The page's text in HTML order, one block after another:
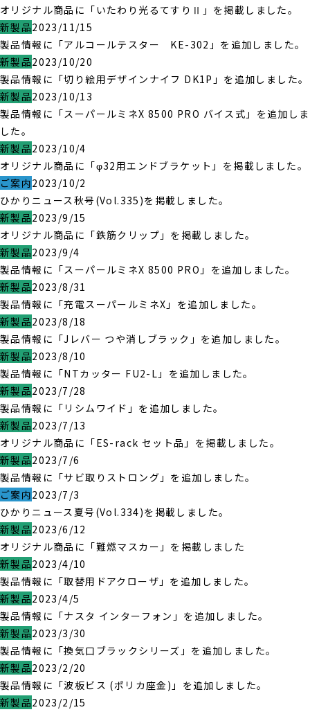
オリジナル商品に「いたわり光るてすりⅡ」を掲載しました。
新製品2023/11/15
製品情報に「アルコールテスター KE-302」を追加しました。
新製品2023/10/20
製品情報に「切り絵用デザインナイフ DK1P」を追加しました。
新製品2023/10/13
製品情報に「スーパールミネX 8500 PRO バイス式」を追加しま
した。
新製品2023/10/4
オリジナル商品に「φ32用エンドブラケット」を掲載しました。
ご案内2023/10/2
ひかりニュース秋号(Vol.335)を掲載しました。
新製品2023/9/15
オリジナル商品に「鉄筋クリップ」を掲載しました。
新製品2023/9/4
製品情報に「スーパールミネX 8500 PRO」を追加しました。
新製品2023/8/31
製品情報に「充電スーパールミネX」を追加しました。
新製品2023/8/18
製品情報に「Jレバー つや消しブラック」を追加しました。
新製品2023/8/10
製品情報に「NTカッター FU2-L」を追加しました。
新製品2023/7/28
製品情報に「リシムワイド」を追加しました。
新製品2023/7/13
オリジナル商品に「ES-rack セット品」を掲載しました。
新製品2023/7/6
製品情報に「サビ取りストロング」を追加しました。
ご案内2023/7/3
ひかりニュース夏号(Vol.334)を掲載しました。
新製品2023/6/12
オリジナル商品に「難燃マスカー」を掲載しました
新製品2023/4/10
製品情報に「取替用ドアクローザ」を追加しました。
新製品2023/4/5
製品情報に「ナスタ インターフォン」を追加しました。
新製品2023/3/30
製品情報に「換気口ブラックシリーズ」を追加しました。
新製品2023/2/20
製品情報に「波板ビス (ポリカ座金)」を追加しました。
新製品2023/2/15